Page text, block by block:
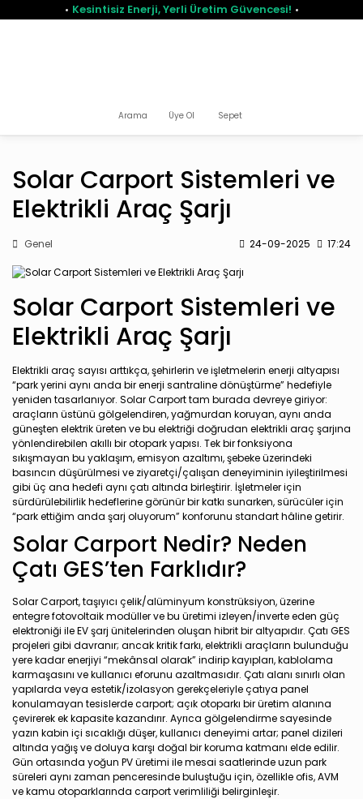
Kesintisiz Enerji, Yerli Üretim Güvencesi!
Arama Üye Ol Sepet
Solar Carport Sistemleri ve
Elektrikli Araç Şarjı
Genel 24-09-2025 17:24
Solar Carport Sistemleri ve
Elektrikli Araç Şarjı
Elektrikli araç sayısı arttıkça, şehirlerin ve işletmelerin enerji altyapısı
“park yerini aynı anda bir enerji santraline dönüştürme” hedefiyle
yeniden tasarlanıyor. Solar Carport tam burada devreye giriyor:
araçların üstünü gölgelendiren, yağmurdan koruyan, aynı anda
güneşten elektrik üreten ve bu elektriği doğrudan elektrikli araç şarjına
yönlendirebilen akıllı bir otopark yapısı. Tek bir fonksiyona
sıkışmayan bu yaklaşım, emisyon azaltımı, şebeke üzerindeki
basıncın düşürülmesi ve ziyaretçi/çalışan deneyiminin iyileştirilmesi
gibi üç ana hedefi aynı çatı altında birleştirir. İşletmeler için
sürdürülebilirlik hedeflerine görünür bir katkı sunarken, sürücüler için
“park ettiğim anda şarj oluyorum” konforunu standart hâline getirir.
Solar Carport Nedir? Neden
Çatı GES’ten Farklıdır?
Solar Carport, taşıyıcı çelik/alüminyum konstrüksiyon, üzerine
entegre fotovoltaik modüller ve bu üretimi izleyen/inverte eden güç
elektroniği ile EV şarj ünitelerinden oluşan hibrit bir altyapıdır. Çatı GES
projeleri gibi davranır; ancak kritik farkı, elektrikli araçların bulunduğu
yere kadar enerjiyi “mekânsal olarak” indirip kayıpları, kablolama
karmaşasını ve kullanıcı eforunu azaltmasıdır. Çatı alanı sınırlı olan
yapılarda veya estetik/izolasyon gerekçeleriyle çatıya panel
konulamayan tesislerde carport; açık otoparkı bir üretim alanına
çevirerek ek kapasite kazandırır. Ayrıca gölgelendirme sayesinde
yazın kabin içi sıcaklığı düşer, kullanıcı deneyimi artar; panel dizileri
altında yağış ve doluya karşı doğal bir koruma katmanı elde edilir.
Gün ortasında yoğun PV üretimi ile mesai saatlerinde uzun park
süreleri aynı zaman penceresinde buluştuğu için, özellikle ofis, AVM
ve kamu otoparklarında carport verimliliği belirginleşir.